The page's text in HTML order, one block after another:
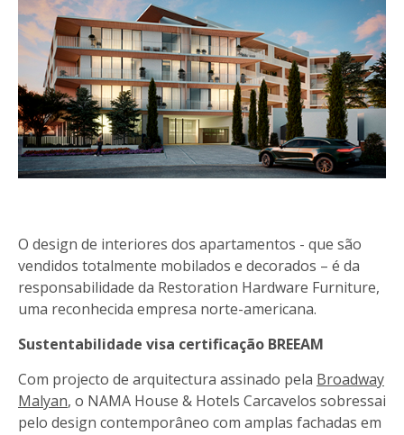
O design de interiores dos apartamentos - que são
vendidos totalmente mobilados e decorados – é da
responsabilidade da Restoration Hardware Furniture,
uma reconhecida empresa norte-americana.
Sustentabilidade visa certificação BREEAM
Com projecto de arquitectura assinado pela Broadway
Malyan, o NAMA House & Hotels Carcavelos sobressai
pelo design contemporâneo com amplas fachadas em